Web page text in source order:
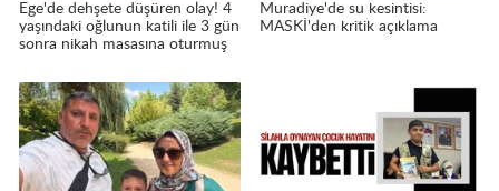
Ege'de dehşete düşüren olay! 4
yaşındaki oğlunun katili ile 3 gün
sonra nikah masasına oturmuş
Muradiye'de su kesintisi:
MASKİ'den kritik açıklama